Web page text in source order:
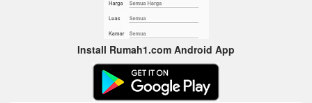
Install Rumah1.com Android App